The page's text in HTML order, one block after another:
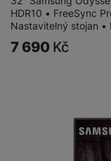
HDR10 • FreeSync
Nastavitelný stojan •
7 690 Kč